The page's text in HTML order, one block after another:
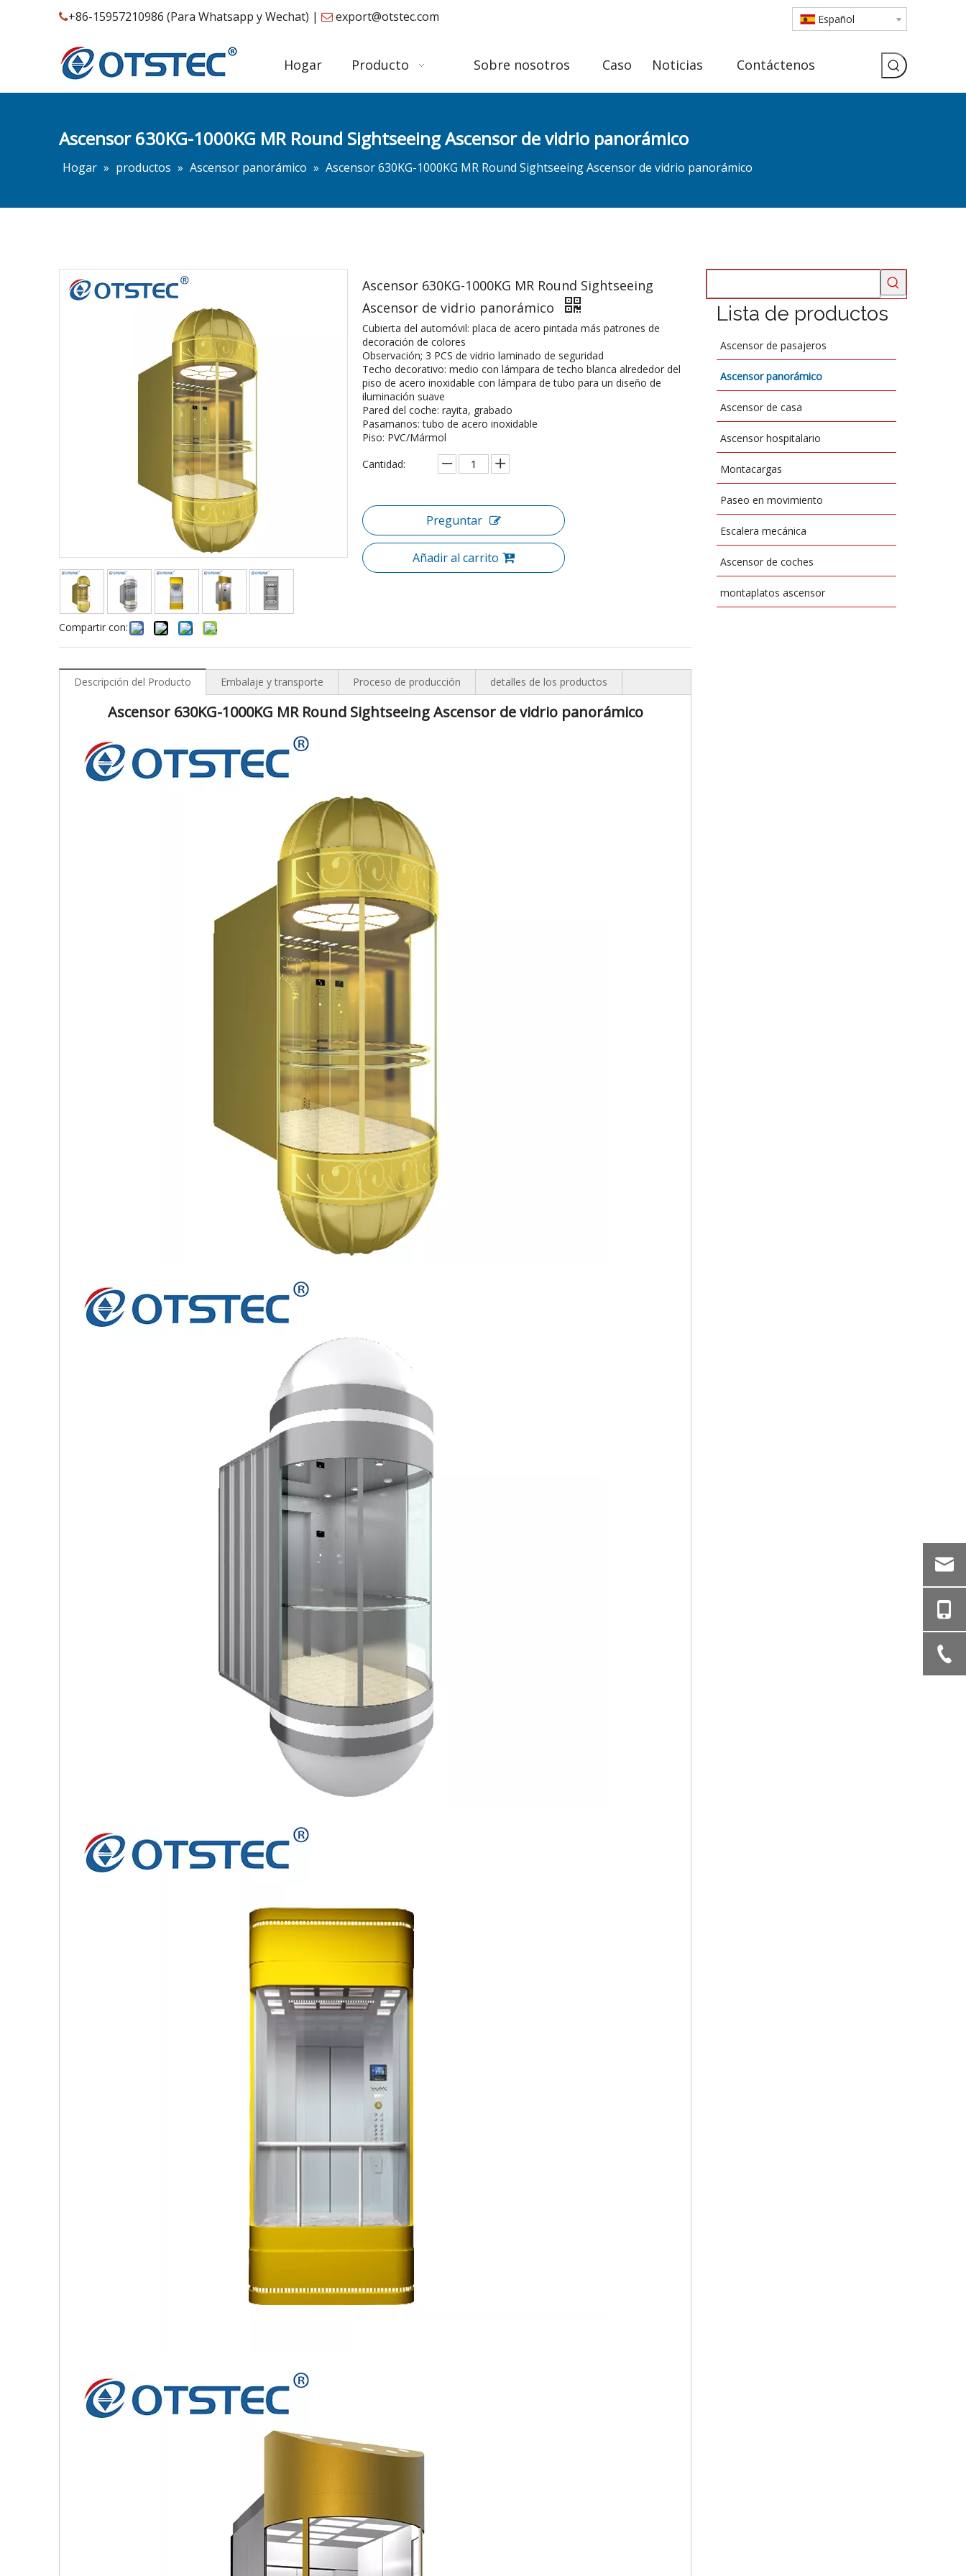
+86-15957210986 (Para Whatsapp y Wechat) |  export@otstec.com Español
Hogar Producto Sobre nosotros Caso Noticias Contáctenos
Ascensor 630KG-1000KG MR Round Sightseeing Ascensor de vidrio panorámico
Hogar » productos » Ascensor panorámico » Ascensor 630KG-1000KG MR Round Sightseeing Ascensor de vidrio panorámico
Compartir con:
Ascensor 630KG-1000KG MR Round Sightseeing
Ascensor de vidrio panorámico
Cubierta del automóvil: placa de acero pintada más patrones de
decoración de colores
Observación; 3 PCS de vidrio laminado de seguridad
Techo decorativo: medio con lámpara de techo blanca alrededor del
piso de acero inoxidable con lámpara de tubo para un diseño de
iluminación suave
Pared del coche: rayita, grabado
Pasamanos: tubo de acero inoxidable
Piso: PVC/Mármol
Cantidad:
Preguntar
Añadir al carrito
Descripción del Producto Embalaje y transporte Proceso de producción detalles de los productos
Ascensor 630KG-1000KG MR Round Sightseeing Ascensor de vidrio panorámico
Lista de productos
Ascensor de pasajeros
Ascensor panorámico
Ascensor de casa
Ascensor hospitalario
Montacargas
Paseo en movimiento
Escalera mecánica
Ascensor de coches
montaplatos ascensor